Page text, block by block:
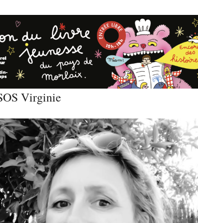
Virginie